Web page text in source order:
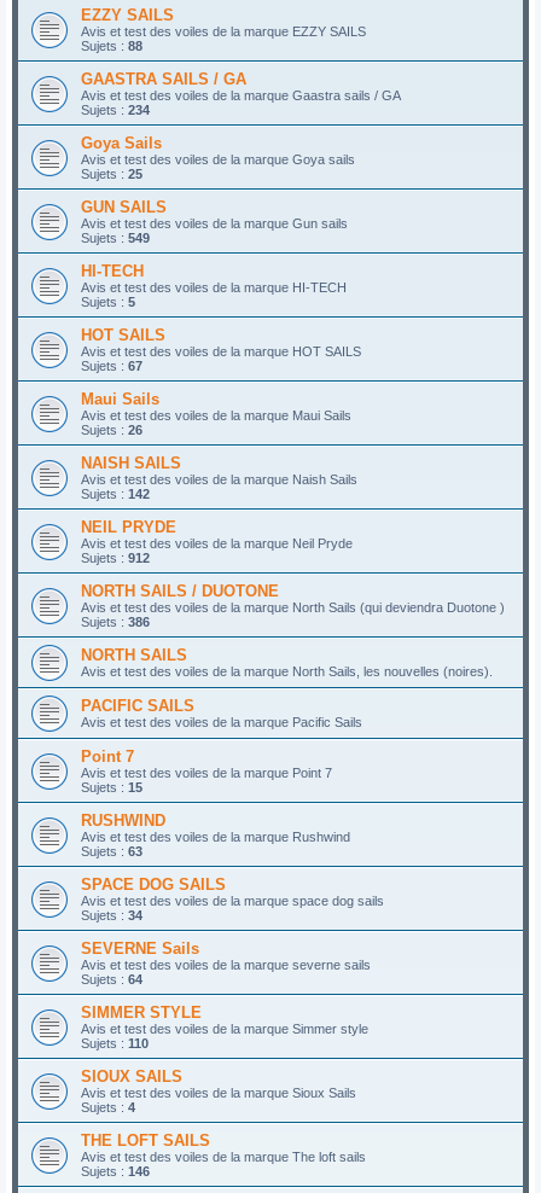
EZZY SAILS
Avis et test des voiles de la marque EZZY SAILS
Sujets : 88
GAASTRA SAILS / GA
Avis et test des voiles de la marque Gaastra sails / GA
Sujets : 234
Goya Sails
Avis et test des voiles de la marque Goya sails
Sujets : 25
GUN SAILS
Avis et test des voiles de la marque Gun sails
Sujets : 549
HI-TECH
Avis et test des voiles de la marque HI-TECH
Sujets : 5
HOT SAILS
Avis et test des voiles de la marque HOT SAILS
Sujets : 67
Maui Sails
Avis et test des voiles de la marque Maui Sails
Sujets : 26
NAISH SAILS
Avis et test des voiles de la marque Naish Sails
Sujets : 142
NEIL PRYDE
Avis et test des voiles de la marque Neil Pryde
Sujets : 912
NORTH SAILS / DUOTONE
Avis et test des voiles de la marque North Sails (qui deviendra Duotone )
Sujets : 386
NORTH SAILS
Avis et test des voiles de la marque North Sails, les nouvelles (noires).
PACIFIC SAILS
Avis et test des voiles de la marque Pacific Sails
Point 7
Avis et test des voiles de la marque Point 7
Sujets : 15
RUSHWIND
Avis et test des voiles de la marque Rushwind
Sujets : 63
SPACE DOG SAILS
Avis et test des voiles de la marque space dog sails
Sujets : 34
SEVERNE Sails
Avis et test des voiles de la marque severne sails
Sujets : 64
SIMMER STYLE
Avis et test des voiles de la marque Simmer style
Sujets : 110
SIOUX SAILS
Avis et test des voiles de la marque Sioux Sails
Sujets : 4
THE LOFT SAILS
Avis et test des voiles de la marque The loft sails
Sujets : 146